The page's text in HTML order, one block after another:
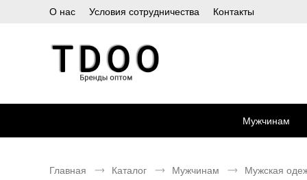
О нас Условия сотрудничества Контакты
Мужчинам
Главная Каталог Мужчинам Мужская